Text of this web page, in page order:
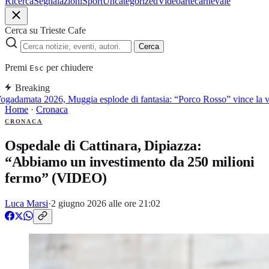
Cerca su Trieste Cafe
Cerca
Premi Esc per chiudere
Breaking
2026, Muggia esplode di fantasia: “Porco Rosso” vince la
Home · Cronaca
CRONACA
Ospedale di Cattinara, Dipiazza:
“Abbiamo un investimento da 250 milioni
fermo” (VIDEO)
Luca Marsi·2 giugno 2026 alle ore 21:02